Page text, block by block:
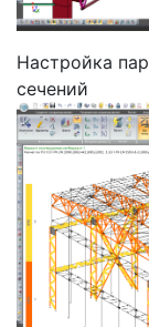
Настройка
сечений